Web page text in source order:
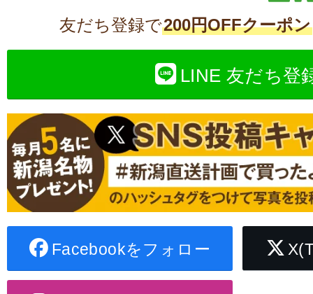
友だち登録で200円OFFクーポン
LINE 友だち登
Facebookをフォロー